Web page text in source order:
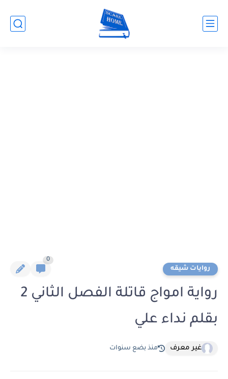
روايات شيقه
0
رواية امواج قاتلة الفصل الثاني 2
بقلم نداء علي
غير معرف منذ بضع سنوات